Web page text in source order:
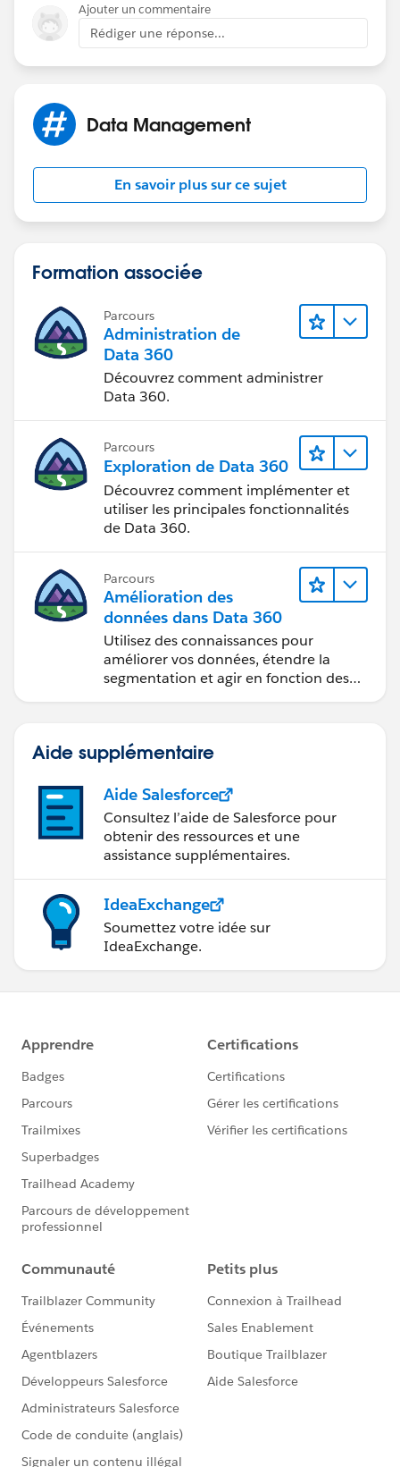
Ajouter un commentaire
Rédiger une réponse...
Data Management
En savoir plus sur ce sujet
Formation associée
Parcours
Administration de
Data 360
Découvrez comment administrer
Data 360.
Parcours
Exploration de Data 360
Découvrez comment implémenter et
utiliser les principales fonctionnalités
de Data 360.
Parcours
Amélioration des
données dans Data 360
Utilisez des connaissances pour
améliorer vos données, étendre la
segmentation et agir en fonction des
données.
Aide supplémentaire
Aide Salesforce
Consultez l’aide de Salesforce pour
obtenir des ressources et une
assistance supplémentaires.
IdeaExchange
Soumettez votre idée sur
IdeaExchange.